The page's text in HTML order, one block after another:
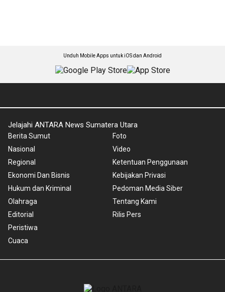
Unduh Mobile Apps untuk iOS dan Android
Jelajahi ANTARA News Sumatera Utara
Berita Sumut
Nasional
Regional
Ekonomi Dan Bisnis
Hukum dan Kriminal
Olahraga
Editorial
Peristiwa
Cuaca
Foto
Video
Ketentuan Penggunaan
Kebijakan Privasi
Pedoman Media Siber
Tentang Kami
Rilis Pers